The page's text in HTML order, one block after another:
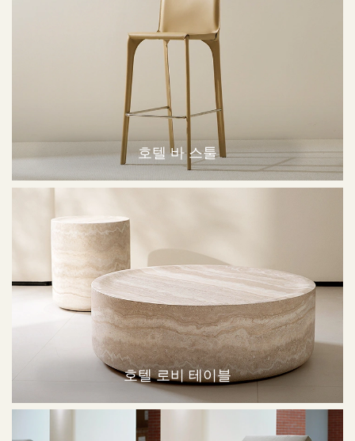
호텔 바 스툴
호텔 로비 테이블